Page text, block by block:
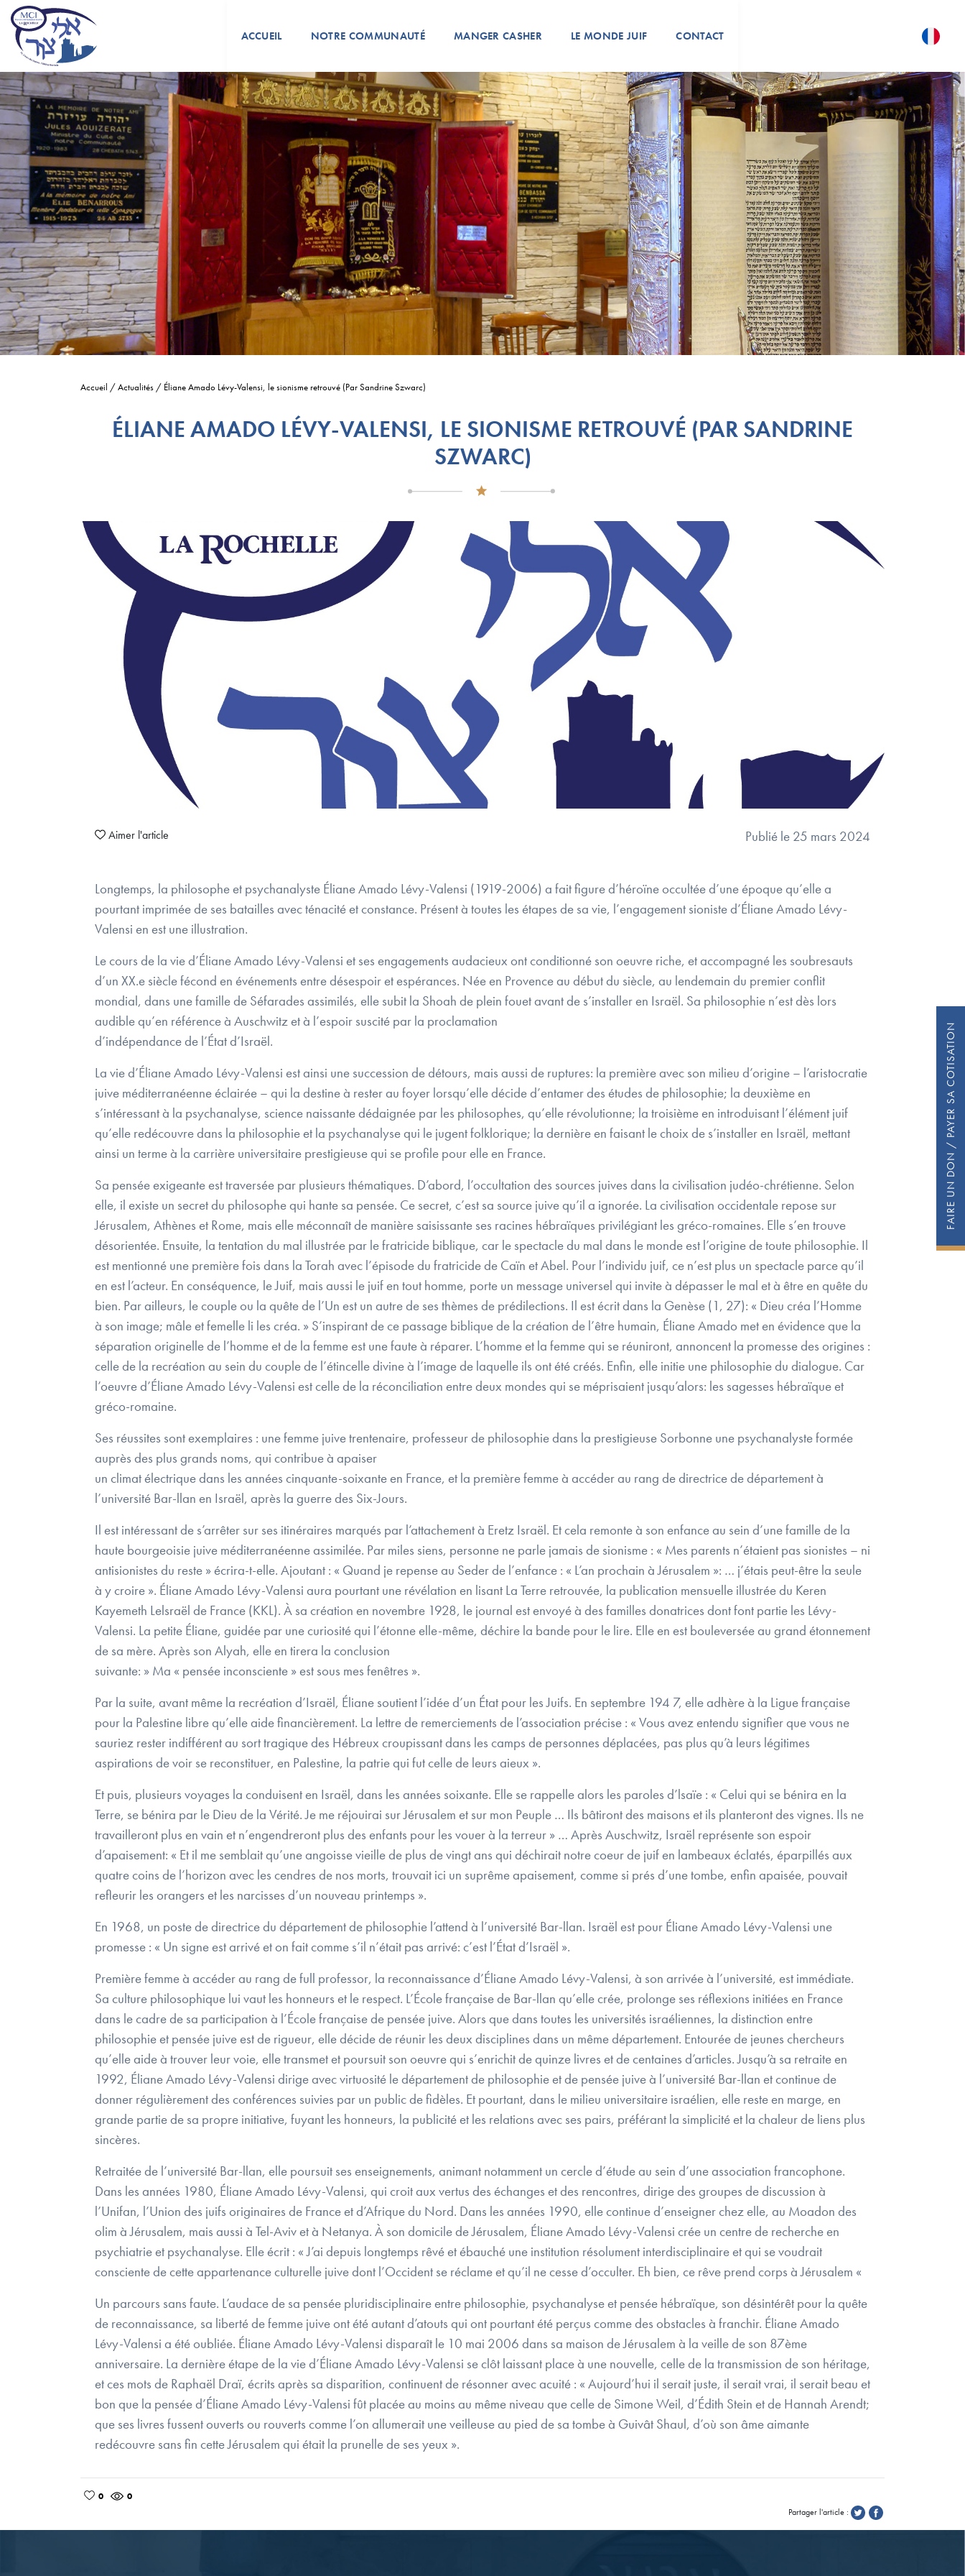
ACCUEIL NOTRE COMMUNAUTÉ MANGER CASHER LE MONDE JUIF CONTACT
FAIRE UN DON / PAYER SA COTISATION
Accueil /Actualités / Éliane Amado Lévy-Valensi, le sionisme retrouvé (Par Sandrine Szwarc)
ÉLIANE AMADO LÉVY-VALENSI, LE SIONISME RETROUVÉ (PAR SANDRINE
SZWARC)
Aimer l'article Publié le 25 mars 2024
Longtemps, la philosophe et psychanalyste Éliane Amado Lévy-Valensi (1919-2006) a fait figure d’héroïne occultée d’une époque qu’elle a
pourtant imprimée de ses batailles avec ténacité et constance. Présent à toutes les étapes de sa vie, l’engagement sioniste d’Éliane Amado Lévy-
Valensi en est une illustration.
Le cours de la vie d’Éliane Amado Lévy-Valensi et ses engagements audacieux ont conditionné son oeuvre riche, et accompagné les soubresauts
d’un XX.e siècle fécond en événements entre désespoir et espérances. Née en Provence au début du siècle, au lendemain du premier conflit
mondial, dans une famille de Séfarades assimilés, elle subit la Shoah de plein fouet avant de s’installer en Israël. Sa philosophie n’est dès lors
audible qu’en référence à Auschwitz et à l’espoir suscité par la proclamation
d’indépendance de l’État d’Israël.
La vie d’Éliane Amado Lévy-Valensi est ainsi une succession de détours, mais aussi de ruptures: la première avec son milieu d’origine – l’aristocratie
juive méditerranéenne éclairée – qui la destine à rester au foyer lorsqu’elle décide d’entamer des études de philosophie; la deuxième en
s’intéressant à la psychanalyse, science naissante dédaignée par les philosophes, qu’elle révolutionne; la troisième en introduisant l’élément juif
qu’elle redécouvre dans la philosophie et la psychanalyse qui le jugent folklorique; la dernière en faisant le choix de s’installer en Israël, mettant
ainsi un terme à la carrière universitaire prestigieuse qui se profile pour elle en France.
Sa pensée exigeante est traversée par plusieurs thématiques. D’abord, l’occultation des sources juives dans la civilisation judéo-chrétienne. Selon
elle, il existe un secret du philosophe qui hante sa pensée. Ce secret, c’est sa source juive qu’il a ignorée. La civilisation occidentale repose sur
Jérusalem, Athènes et Rome, mais elle méconnaît de manière saisissante ses racines hébraïques privilégiant les gréco-romaines. Elle s’en trouve
désorientée. Ensuite, la tentation du mal illustrée par le fratricide biblique, car le spectacle du mal dans le monde est l’origine de toute philosophie. Il
est mentionné une première fois dans la Torah avec l’épisode du fratricide de Caïn et Abel. Pour l’individu juif, ce n’est plus un spectacle parce qu’il
en est l’acteur. En conséquence, le Juif, mais aussi le juif en tout homme, porte un message universel qui invite à dépasser le mal et à être en quête du
bien. Par ailleurs, le couple ou la quête de l’Un est un autre de ses thèmes de prédilections. Il est écrit dans la Genèse (1, 27): « Dieu créa l’Homme
à son image; mâle et femelle li les créa. » S’inspirant de ce passage biblique de la création de l’être humain, Éliane Amado met en évidence que la
séparation originelle de l’homme et de la femme est une faute à réparer. L’homme et la femme qui se réuniront, annoncent la promesse des origines :
celle de la recréation au sein du couple de l’étincelle divine à l’image de laquelle ils ont été créés. Enfin, elle initie une philosophie du dialogue. Car
l’oeuvre d’Éliane Amado Lévy-Valensi est celle de la réconciliation entre deux mondes qui se méprisaient jusqu’alors: les sagesses hébraïque et
gréco-romaine.
Ses réussites sont exemplaires : une femme juive trentenaire, professeur de philosophie dans la prestigieuse Sorbonne une psychanalyste formée
auprès des plus grands noms, qui contribue à apaiser
un climat électrique dans les années cinquante-soixante en France, et la première femme à accéder au rang de directrice de département à
l’université Bar-llan en Israël, après la guerre des Six-Jours.
Il est intéressant de s’arrêter sur ses itinéraires marqués par l’attachement à Eretz Israël. Et cela remonte à son enfance au sein d’une famille de la
haute bourgeoisie juive méditerranéenne assimilée. Par miles siens, personne ne parle jamais de sionisme : « Mes parents n’étaient pas sionistes – ni
antisionistes du reste » écrira-t-elle. Ajoutant : « Quand je repense au Seder de l’enfance : « L’an prochain à Jérusalem »: … j’étais peut-être la seule
à y croire ». Éliane Amado Lévy-Valensi aura pourtant une révélation en lisant La Terre retrouvée, la publication mensuelle illustrée du Keren
Kayemeth Lelsraël de France (KKL). À sa création en novembre 1928, le journal est envoyé à des familles donatrices dont font partie les Lévy-
Valensi. La petite Éliane, guidée par une curiosité qui l’étonne elle-même, déchire la bande pour le lire. Elle en est bouleversée au grand étonnement
de sa mère. Après son Alyah, elle en tirera la conclusion
suivante: » Ma « pensée inconsciente » est sous mes fenêtres ».
Par la suite, avant même la recréation d’Israël, Éliane soutient l’idée d’un État pour les Juifs. En septembre 194 7, elle adhère à la Ligue française
pour la Palestine libre qu’elle aide financièrement. La lettre de remerciements de l’association précise : « Vous avez entendu signifier que vous ne
sauriez rester indifférent au sort tragique des Hébreux croupissant dans les camps de personnes déplacées, pas plus qu’à leurs légitimes
aspirations de voir se reconstituer, en Palestine, la patrie qui fut celle de leurs aieux ».
Et puis, plusieurs voyages la conduisent en Israël, dans les années soixante. Elle se rappelle alors les paroles d’lsaïe : « Celui qui se bénira en la
Terre, se bénira par le Dieu de la Vérité. Je me réjouirai sur Jérusalem et sur mon Peuple … Ils bâtiront des maisons et ils planteront des vignes. Ils ne
travailleront plus en vain et n’engendreront plus des enfants pour les vouer à la terreur » … Après Auschwitz, Israël représente son espoir
d’apaisement: « Et il me semblait qu’une angoisse vieille de plus de vingt ans qui déchirait notre coeur de juif en lambeaux éclatés, éparpillés aux
quatre coins de l’horizon avec les cendres de nos morts, trouvait ici un suprême apaisement, comme si prés d’une tombe, enfin apaisée, pouvait
refleurir les orangers et les narcisses d’un nouveau printemps ».
En 1968, un poste de directrice du département de philosophie l’attend à l’université Bar-llan. Israël est pour Éliane Amado Lévy-Valensi une
promesse : « Un signe est arrivé et on fait comme s’il n’était pas arrivé: c’est l’État d’Israël ».
Première femme à accéder au rang de full professor, la reconnaissance d’Éliane Amado Lévy-Valensi, à son arrivée à l’université, est immédiate.
Sa culture philosophique lui vaut les honneurs et le respect. L’École française de Bar-llan qu’elle crée, prolonge ses réflexions initiées en France
dans le cadre de sa participation à l’École française de pensée juive. Alors que dans toutes les universités israéliennes, la distinction entre
philosophie et pensée juive est de rigueur, elle décide de réunir les deux disciplines dans un même département. Entourée de jeunes chercheurs
qu’elle aide à trouver leur voie, elle transmet et poursuit son oeuvre qui s’enrichit de quinze livres et de centaines d’articles. Jusqu’à sa retraite en
1992, Éliane Amado Lévy-Valensi dirige avec virtuosité le département de philosophie et de pensée juive à l’université Bar-llan et continue de
donner régulièrement des conférences suivies par un public de fidèles. Et pourtant, dans le milieu universitaire israélien, elle reste en marge, en
grande partie de sa propre initiative, fuyant les honneurs, la publicité et les relations avec ses pairs, préférant la simplicité et la chaleur de liens plus
sincères.
Retraitée de l’université Bar-llan, elle poursuit ses enseignements, animant notamment un cercle d’étude au sein d’une association francophone.
Dans les années 1980, Éliane Amado Lévy-Valensi, qui croit aux vertus des échanges et des rencontres, dirige des groupes de discussion à
l’Unifan, l’Union des juifs originaires de France et d’Afrique du Nord. Dans les années 1990, elle continue d’enseigner chez elle, au Moadon des
olim à Jérusalem, mais aussi à Tel-Aviv et à Netanya. À son domicile de Jérusalem, Éliane Amado Lévy-Valensi crée un centre de recherche en
psychiatrie et psychanalyse. Elle écrit : « J’ai depuis longtemps rêvé et ébauché une institution résolument interdisciplinaire et qui se voudrait
consciente de cette appartenance culturelle juive dont l’Occident se réclame et qu’il ne cesse d’occulter. Eh bien, ce rêve prend corps à Jérusalem «
Un parcours sans faute. L’audace de sa pensée pluridisciplinaire entre philosophie, psychanalyse et pensée hébraïque, son désintérêt pour la quête
de reconnaissance, sa liberté de femme juive ont été autant d’atouts qui ont pourtant été perçus comme des obstacles à franchir. Éliane Amado
Lévy-Valensi a été oubliée. Éliane Amado Lévy-Valensi disparaît le 10 mai 2006 dans sa maison de Jérusalem à la veille de son 87ème
anniversaire. La dernière étape de la vie d’Éliane Amado Lévy-Valensi se clôt laissant place à une nouvelle, celle de la transmission de son héritage,
et ces mots de Raphaël Draï, écrits après sa disparition, continuent de résonner avec acuité : « Aujourd’hui il serait juste, il serait vrai, il serait beau et
bon que la pensée d’Éliane Amado Lévy-Valensi fût placée au moins au même niveau que celle de Simone Weil, d’Édith Stein et de Hannah Arendt;
que ses livres fussent ouverts ou rouverts comme l’on allumerait une veilleuse au pied de sa tombe à Guivât Shaul, d’où son âme aimante
redécouvre sans fin cette Jérusalem qui était la prunelle de ses yeux ».
0
0
Partager l'article :